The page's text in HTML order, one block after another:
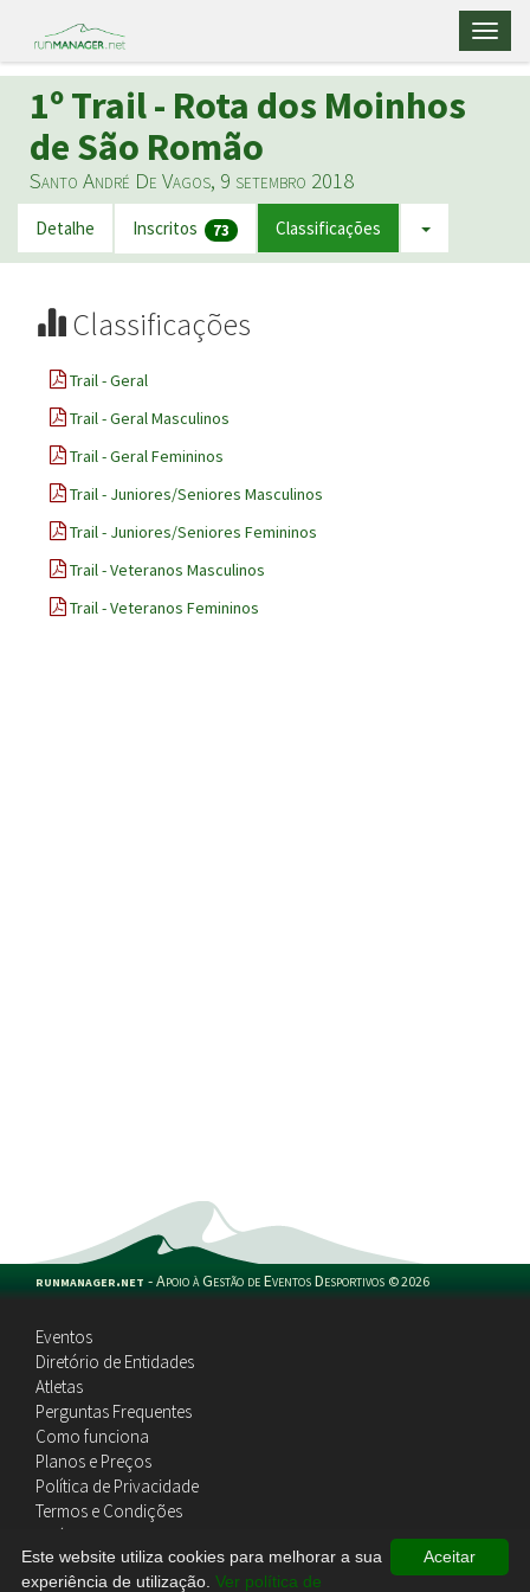
1º Trail - Rota dos Moinhos
de São Romão
Santo André De Vagos, 9 setembro 2018
Detalhe Inscritos 73 Classificações
Classificações
Trail - Geral
Trail - Geral Masculinos
Trail - Geral Femininos
Trail - Juniores/Seniores Masculinos
Trail - Juniores/Seniores Femininos
Trail - Veteranos Masculinos
Trail - Veteranos Femininos
runmanager.net -Apoio à Gestão de Eventos Desportivos ©2026
Eventos
Diretório de Entidades
Atletas
Perguntas Frequentes
Como funciona
Planos e Preços
Política de Privacidade
Termos e Condições
Política de Cookies
Contactos
Aceitar
Este website utiliza cookies para melhorar a sua
experiência de utilização. Ver política de